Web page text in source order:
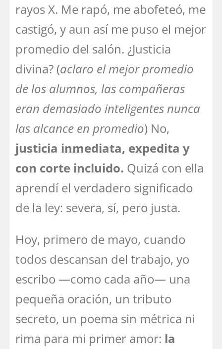
rayos X. Me rapó, me abofeteó, me
castigó, y aun así me puso el mejor
promedio del salón. ¿Justicia
divina? (aclaro el mejor promedio
de los alumnos, las compañeras
eran demasiado inteligentes nunca
las alcance en promedio) No,
justicia inmediata, expedita y
con corte incluido. Quizá con ella
aprendí el verdadero significado
de la ley: severa, sí, pero justa.
Hoy, primero de mayo, cuando
todos descansan del trabajo, yo
escribo —como cada año— una
pequeña oración, un tributo
secreto, un poema sin métrica ni
rima para mi primer amor: la